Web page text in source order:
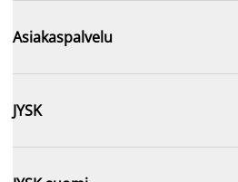
Asiakaspalvelu
JYSK